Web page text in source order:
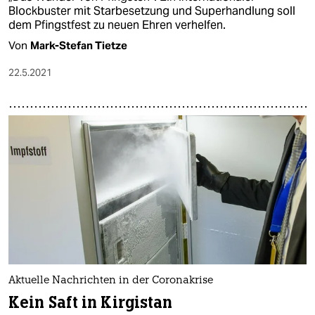
Blockbuster mit Starbesetzung und Superhandlung soll
dem Pfingstfest zu neuen Ehren verhelfen.
Von Mark-Stefan Tietze
22.5.2021
Aktuelle Nachrichten in der Coronakrise
Kein Saft in Kirgistan